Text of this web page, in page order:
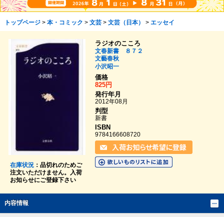
トップページ> 本・コミック > 文芸> 文芸（日本） > エッセイ
在庫状況：品切れのためご
注文いただけません。入荷
お知らせにご登録下さい
ラジオのこころ
文春新書 ８７２
文藝春秋
小沢昭一
価格
825円
発行年月
2012年08月
判型
新書
ISBN
9784166608720
内容情報